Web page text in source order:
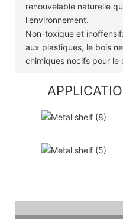
renouvelable naturelle
l'environnement.
Non-toxique et
aux plastiques, le bois
chimiques nocifs pour le